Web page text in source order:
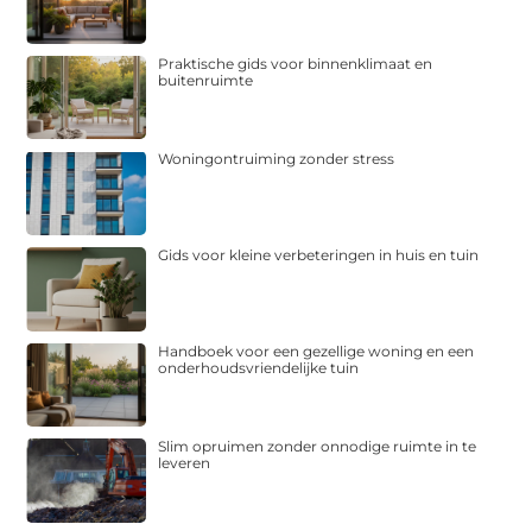
Praktische gids voor binnenklimaat en
buitenruimte
Woningontruiming zonder stress
Gids voor kleine verbeteringen in huis en tuin
Handboek voor een gezellige woning en een
onderhoudsvriendelijke tuin
Slim opruimen zonder onnodige ruimte in te
leveren